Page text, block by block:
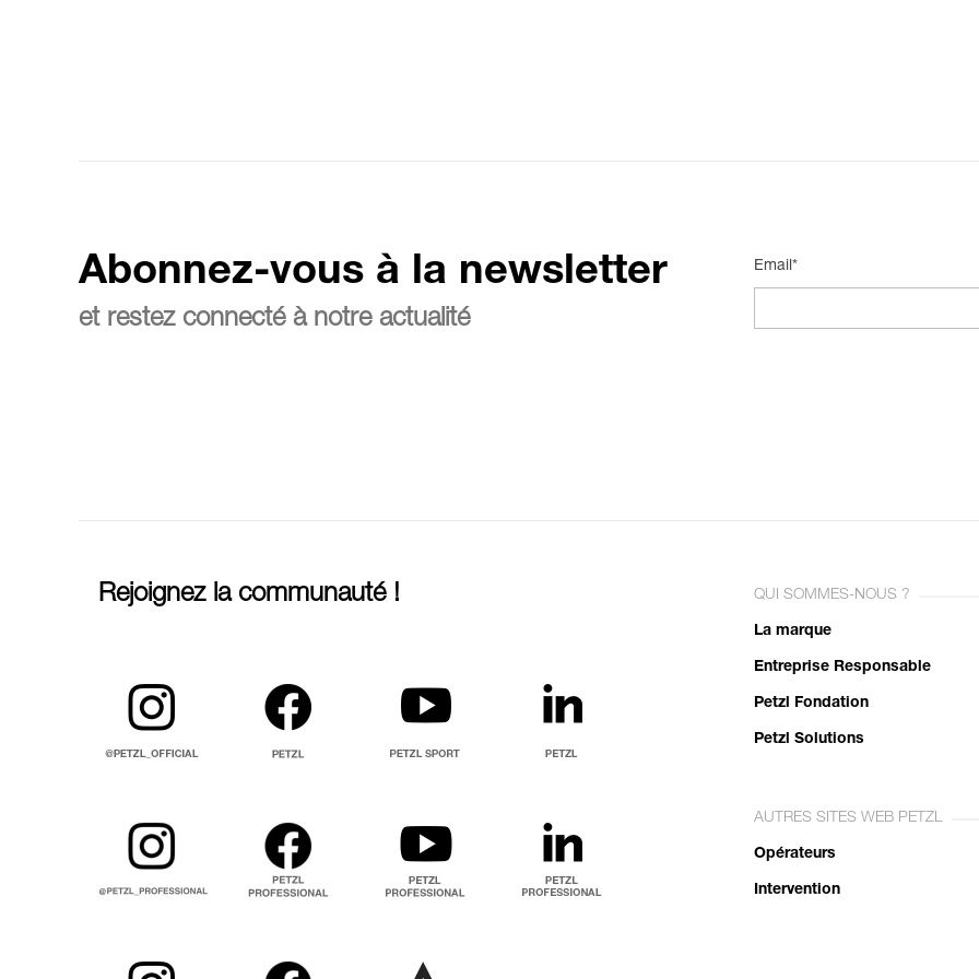
Abonnez-vous à la newsletter
et restez connecté à notre actualité
Email*
Rejoignez la communauté ! QUI SOMMES-NOUS ?
La marque
Entreprise Responsable
Petzl Fondation
Petzl Solutions
AUTRES SITES WEB PETZL
Opérateurs
Intervention